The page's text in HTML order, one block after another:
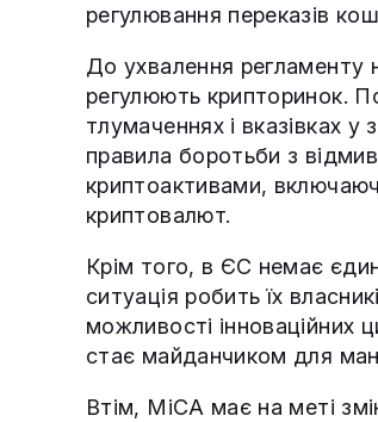
регулювання переказів
До ухвалення регламенту
регулюють крипторинок.
тлумаченнях і вказівках
правила боротьби з
криптоактивами,
криптовалют.
Крім того, в ЄС немає
ситуація робить їх
можливості інноваційних
стає майданчиком для
Втім, MiCA має на меті